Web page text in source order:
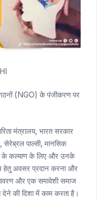
(NGO) के पंजीकरण पर
मंत्रालय, भारत सरकार
पाल्सी, मानसिक
के कल्याण के लिए और उनके
हेतु अवसर प्रदान करना और
और एक समावेशी समाज
देने की दिशा में काम करता है।